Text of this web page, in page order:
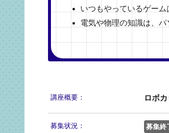
いつもやっているゲー
電気や物理の知識は、
講座概要： ロボ
募集状況： 募集終